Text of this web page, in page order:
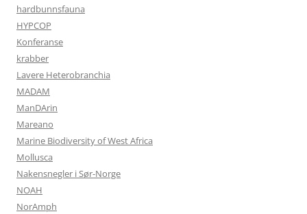
hardbunnsfauna
HYPCOP
Konferanse
krabber
Lavere Heterobranchia
MADAM
ManDArin
Mareano
Marine Biodiversity of West Africa
Mollusca
Nakensnegler i Sør-Norge
NOAH
NorAmph